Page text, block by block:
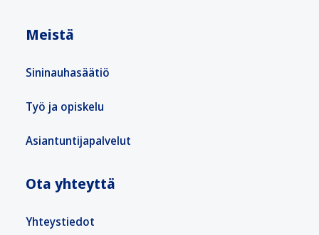
Meistä
Sininauhasäätiö
Työ ja opiskelu
Asiantuntijapalvelut
Ota yhteyttä
Yhteystiedot